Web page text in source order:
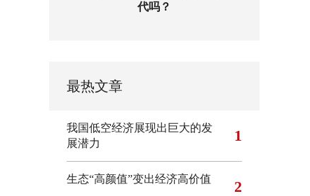
代吗？
最热文章
我国低空经济展现出巨大的发
展潜力
1
生态“高颜值”变出经济高价值 2